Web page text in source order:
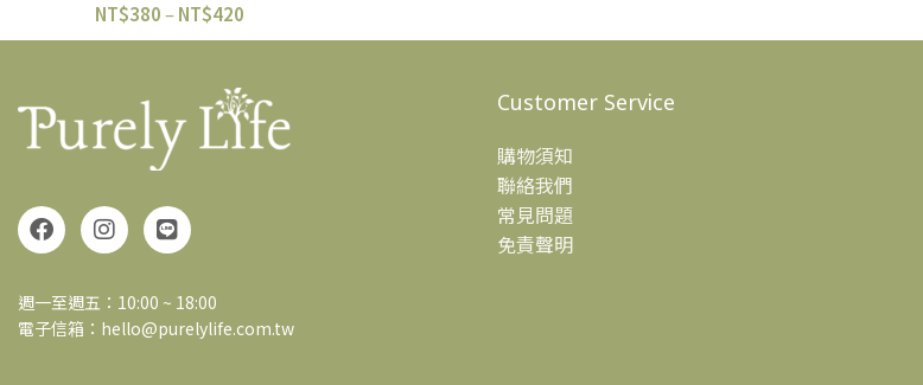
NT$380–NT$420
週一至週五：10:00 ~ 18:00
電子信箱：hello@purelylife.com.tw
Customer Service
購物須知
聯絡我們
常見問題
免責聲明